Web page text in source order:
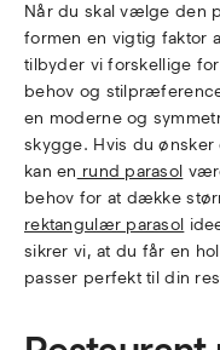
Når du skal vælge den
formen en vigtig faktor
tilbyder vi forskellige
behov og
en moderne og
skygge. Hvis du ønsker
kan en rund parasol
behov for at dække
rektangulær parasol
sikrer vi, at du får en
passer perfekt til din